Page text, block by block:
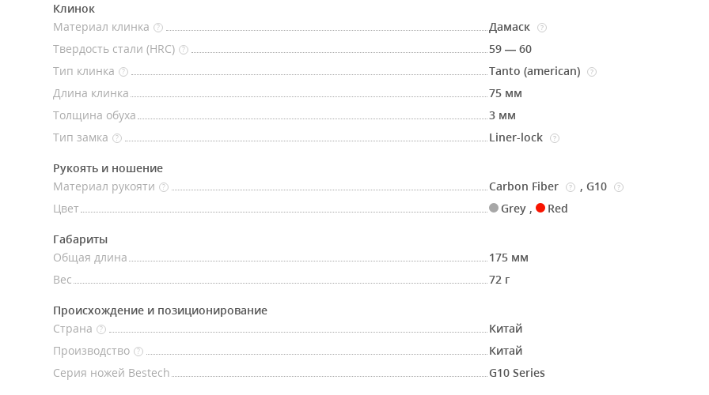
Клинок
Материал клинка
? Дамаск ?
Твердость стали (HRC) ?
59 — 60
Тип клинка
? Tanto (american) ?
Длина клинка
75 мм
Толщина обуха
3 мм
Тип замка
? Liner-lock ?
Рукоять и ношение
Материал рукояти
? Carbon Fiber ? ,G10 ?
Цвет Grey , Red
Габариты
Общая длина
175 мм
Вес
72 г
Происхождение и позиционирование
Страна
?
Китай
Производство
?
Китай
Серия ножей Bestech
G10 Series